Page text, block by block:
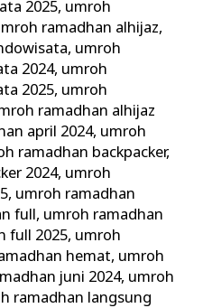
2025, umroh
ramadhan alhijaz,
, umroh
2024, umroh
2025, umroh
ramadhan alhijaz
april 2024, umroh
ramadhan backpacker,
2024, umroh
, umroh ramadhan
full, umroh ramadhan
full 2025, umroh
hemat, umroh
juni 2024, umroh
ramadhan langsung